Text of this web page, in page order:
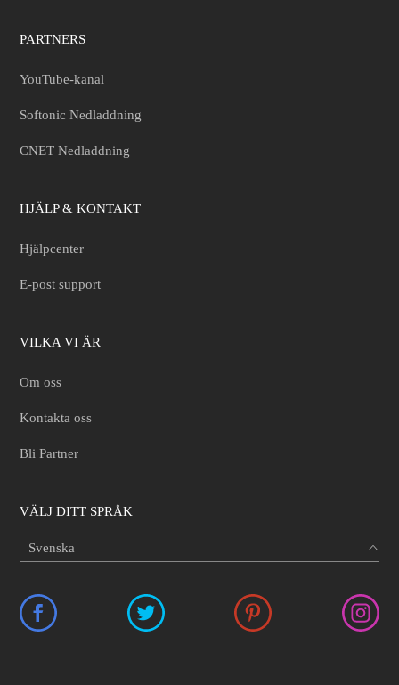
PARTNERS
YouTube-kanal
Softonic Nedladdning
CNET Nedladdning
HJÄLP & KONTAKT
Hjälpcenter
E-post support
VILKA VI ÄR
Om oss
Kontakta oss
Bli Partner
VÄLJ DITT SPRÅK